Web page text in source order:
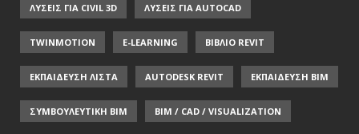
ΛΥΣΕΙΣ ΓΙΑ CIVIL 3D ΛΥΣΕΙΣ ΓΙΑ AUTOCAD
TWINMOTION E-LEARNING ΒΙΒΛΙΟ REVIT
ΕΚΠΑΙΔΕΥΣΗ ΛΙΣΤΑ AUTODESK REVIT ΕΚΠΑΙΔΕΥΣΗ ΒΙΜ
ΣΥΜΒΟΥΛΕΥΤΙΚΗ ΒΙΜ BIM / CAD / VISUALIZATION